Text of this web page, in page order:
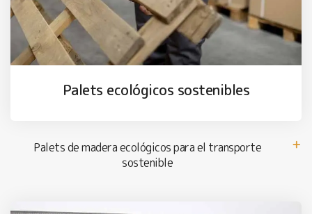
Palets ecológicos sostenibles
Palets de madera ecológicos para el transporte
sostenible